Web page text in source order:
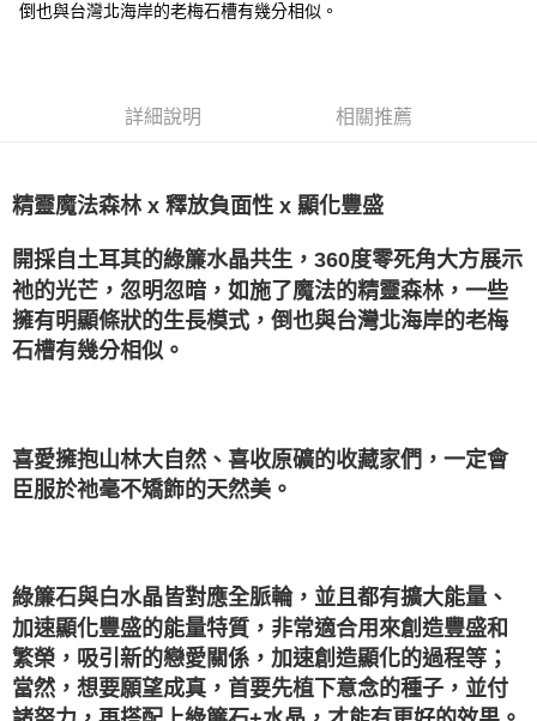
7-11取貨付款
每筆NT$80，滿NT$3,000(含以上)免運費
付款後門市自取
免運費
倒也與台灣北海岸的老梅石槽有幾分相似。
詳細說明 相關推薦
精靈魔法森林 x 釋放負面性 x 顯化豐盛
開採自土耳其的綠簾水晶共生，360度零死角大方展示
祂的光芒，忽明忽暗，如施了魔法的精靈森林，一些
擁有明顯條狀的生長模式，倒也與台灣北海岸的老梅
石槽有幾分相似。
喜愛擁抱山林大自然、喜收原礦的收藏家們，一定會
臣服於祂毫不矯飾的天然美。
綠簾石與白水晶皆對應全脈輪，並且都有擴大能量、
加速顯化豐盛的能量特質，非常適合用來創造豐盛和
繁榮，吸引新的戀愛關係，加速創造顯化的過程等；
當然，想要願望成真，首要先植下意念的種子，並付